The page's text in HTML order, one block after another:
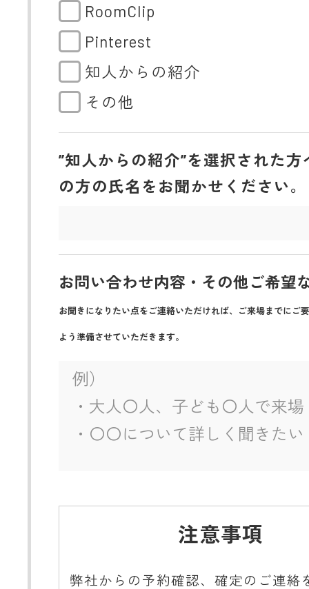
RoomClip
Pinterest
知人からの紹介
その他
”知人からの紹介”を選択された方
の方の氏名をお聞かせください。
お問い合わせ内容・その他ご希望
お聞きになりたい点をご連絡いただければ、ご来場までにご
よう準備させていただきます。
注意事項
弊社からの予約確認、確定のご連絡